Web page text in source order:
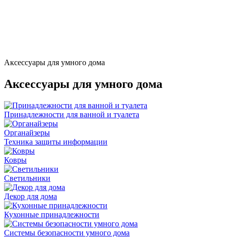
Аксессуары для умного дома
Аксессуары для умного дома
Принадлежности для ванной и туалета
Органайзеры
Техника защиты информации
Ковры
Светильники
Декор для дома
Кухонные принадлежности
Системы безопасности умного дома